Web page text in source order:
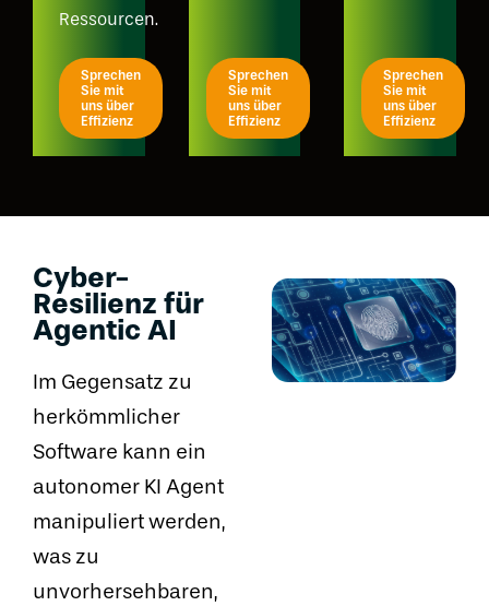
Ressourcen.
Sprechen
Sie mit
uns über
Effizienz
Sprechen
Sie mit
uns über
Effizienz
Sprechen
Sie mit
uns über
Effizienz
Cyber-
Resilienz für
Agentic AI
Im Gegensatz zu
herkömmlicher
Software kann ein
autonomer KI Agent
manipuliert werden,
was zu
unvorhersehbaren,